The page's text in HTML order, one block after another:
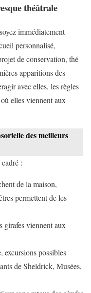
théâtrale
immédiatement
personnalisé,
de conservation, thé
apparitions des
avec elles, les règles
elles viennent aux
des meilleurs
:
de la maison,
permettent de les
girafes viennent aux
excursions possibles
de Sheldrick, Musées,